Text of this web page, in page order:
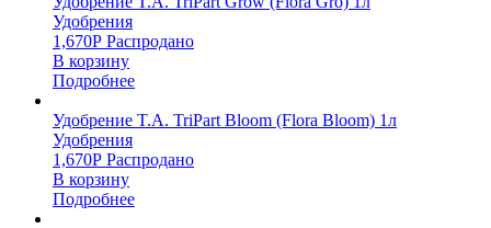
Удобрения
1,670Р Распродано
В корзину
Подробнее
Удобрение T.A. TriPart Bloom (Flora Bloom) 1л
Удобрения
1,670Р Распродано
В корзину
Подробнее